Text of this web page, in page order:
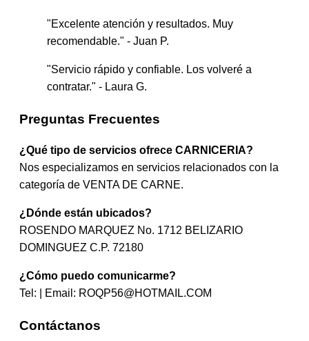
"Excelente atención y resultados. Muy
recomendable." - Juan P.
"Servicio rápido y confiable. Los volveré a
contratar." - Laura G.
Preguntas Frecuentes
¿Qué tipo de servicios ofrece CARNICERIA?
Nos especializamos en servicios relacionados con la
categoría de VENTA DE CARNE.
¿Dónde están ubicados?
ROSENDO MARQUEZ No. 1712 BELIZARIO
DOMINGUEZ C.P. 72180
¿Cómo puedo comunicarme?
Tel: | Email: ROQP56@HOTMAIL.COM
Contáctanos